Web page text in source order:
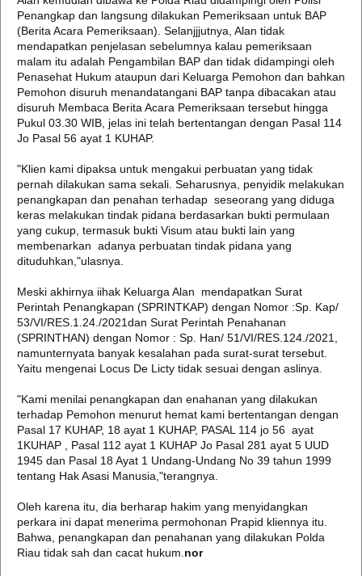
Penangkap dan langsung dilakukan Pemeriksaan untuk BAP
(Berita Acara Pemeriksaan). Selanjjjutnya, Alan tidak
mendapatkan penjelasan sebelumnya kalau pemeriksaan
malam itu adalah Pengambilan BAP dan tidak didampingi oleh
Penasehat Hukum ataupun dari Keluarga Pemohon dan bahkan
Pemohon disuruh menandatangani BAP tanpa dibacakan atau
disuruh Membaca Berita Acara Pemeriksaan tersebut hingga
Pukul 03.30 WIB, jelas ini telah bertentangan dengan Pasal 114
Jo Pasal 56 ayat 1 KUHAP.
"Klien kami dipaksa untuk mengakui perbuatan yang tidak
pernah dilakukan sama sekali. Seharusnya, penyidik melakukan
penangkapan dan penahan terhadap seseorang yang diduga
keras melakukan tindak pidana berdasarkan bukti permulaan
yang cukup, termasuk bukti Visum atau bukti lain yang
membenarkan adanya perbuatan tindak pidana yang
dituduhkan,"ulasnya.
Meski akhirnya iihak Keluarga Alan mendapatkan Surat
Perintah Penangkapan (SPRINTKAP) dengan Nomor :Sp. Kap/
53/VI/RES.1.24./2021dan Surat Perintah Penahanan
(SPRINTHAN) dengan Nomor : Sp. Han/ 51/VI/RES.124./2021,
namunternyata banyak kesalahan pada surat-surat tersebut.
Yaitu mengenai Locus De Licty tidak sesuai dengan aslinya.
"Kami menilai penangkapan dan enahanan yang dilakukan
terhadap Pemohon menurut hemat kami bertentangan dengan
Pasal 17 KUHAP, 18 ayat 1 KUHAP, PASAL 114 jo 56 ayat
1KUHAP , Pasal 112 ayat 1 KUHAP Jo Pasal 281 ayat 5 UUD
1945 dan Pasal 18 Ayat 1 Undang-Undang No 39 tahun 1999
tentang Hak Asasi Manusia,"terangnya.
Oleh karena itu, dia berharap hakim yang menyidangkan
perkara ini dapat menerima permohonan Prapid kliennya itu.
Bahwa, penangkapan dan penahanan yang dilakukan Polda
Riau tidak sah dan cacat hukum. nor